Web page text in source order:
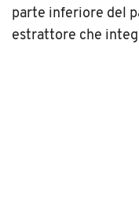
parte inferiore del
estrattore che